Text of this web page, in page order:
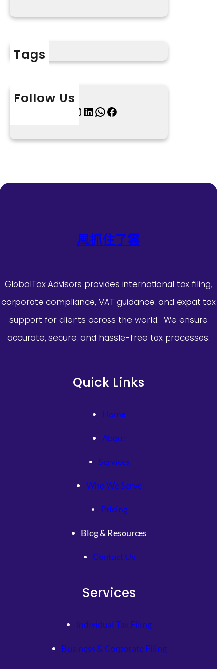
Tags
Follow Us
InstagramLinkedIn WhatsApp Facebook
風抓住了雲
GlobalTax Advisors provides international tax filing,
corporate compliance, VAT guidance, and expat tax
support for clients across the world. We ensure
accurate, secure, and hassle-free tax processes.
Quick Links
Home
About
Services
Who We Serve
Pricing
Blog & Resources
Contact Us
Services
Individual Tax Filing
Business & Corporate Filing